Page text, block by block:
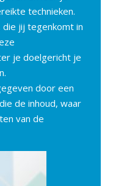
technieken.
jij tegenkomt in
je doelgericht je
door een
de inhoud, waar
van de